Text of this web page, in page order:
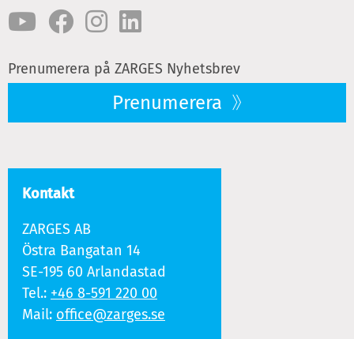
Prenumerera på ZARGES Nyhetsbrev
Prenumerera
Kontakt
ZARGES AB
Östra Bangatan 14
SE-195 60 Arlandastad
Tel.: +46 8-591 220 00
Mail: office@zarges.se